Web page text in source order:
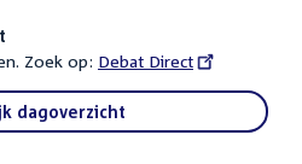
Zoek op: External
link:
Debat Direct
dagoverzicht